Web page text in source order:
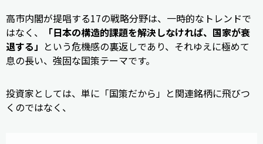
高市内閣が提唱する17の戦略分野は、一時的なトレンドで
はなく、
「日本の構造的課題を解決しなければ、国家が衰
退する」 という危機感の裏返しであり、それゆえに極めて
息の長い、強固な国策テーマです。
投資家としては、単に「国策だから」と関連銘柄に飛びつ
くのではなく、